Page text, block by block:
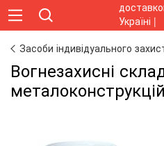
Засоби індивідуального
Вогнезахисні
металоконструкцій